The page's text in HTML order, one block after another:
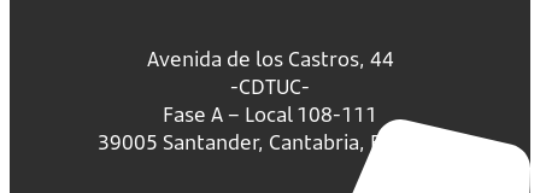
Avenida de los Castros, 44
-CDTUC-
Fase A – Local 108-111
39005 Santander, Cantabria, España.